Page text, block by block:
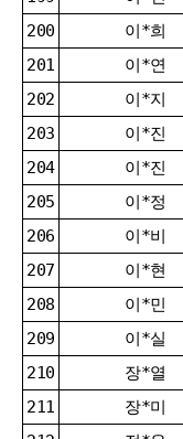
200
이*희
201
이*연
202
이*지
203
이*진
204
이*진
205
이*정
206
이*비
207
이*현
208
이*민
209
이*실
210
장*열
211
장*미